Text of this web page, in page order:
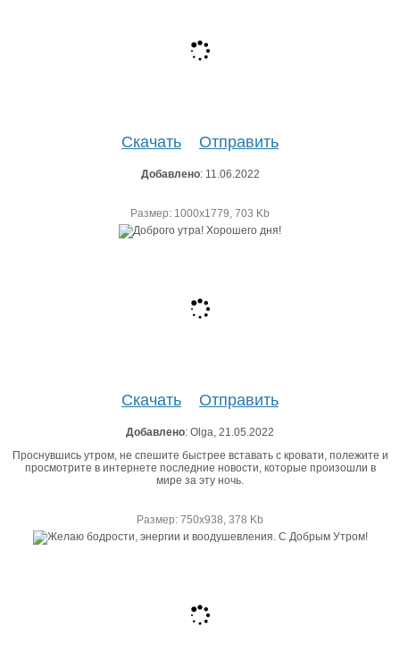
Скачать Отправить
Добавлено: 11.06.2022
Размер: 1000х1779, 703 Kb
Скачать Отправить
Добавлено: Olga, 21.05.2022
Проснувшись утром, не спешите быстрее вставать с кровати, полежите и
просмотрите в интернете последние новости, которые произошли в
мире за эту ночь.
Размер: 750х938, 378 Kb